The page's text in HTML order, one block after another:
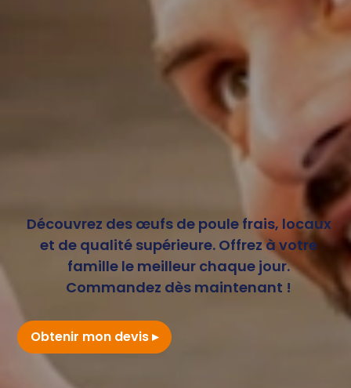
Découvrez des œufs de poule frais, locaux
et de qualité supérieure. Offrez à votre
famille le meilleur chaque jour.
Commandez dès maintenant !
Obtenir mon devis